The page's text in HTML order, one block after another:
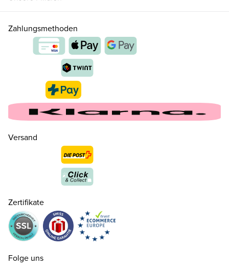
36 ( 3½ ) CHF 140.00
CHF 140.00
37.5 ( 4½ ) CHF 140.00
38 ( 5 ) CHF 140.00
Zahlungsmethoden
Versand
Zertifikate
Folge uns